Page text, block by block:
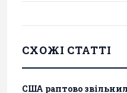
СХОЖІ СТАТТІ
США раптово